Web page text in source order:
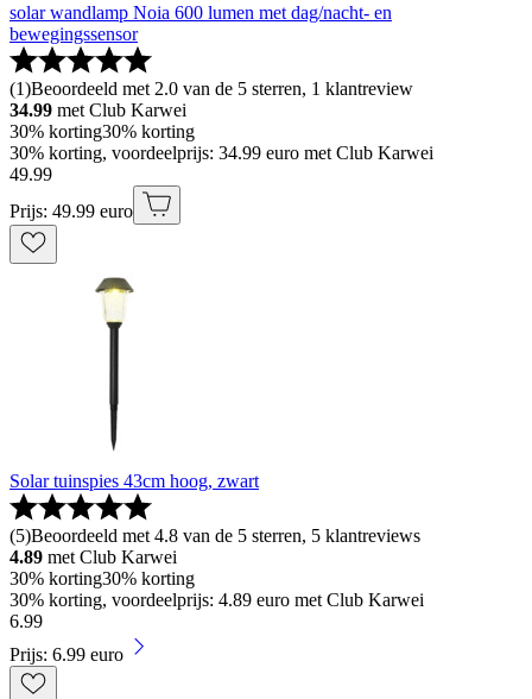
solar wandlamp Noia 600 lumen met dag/nacht- en
bewegingssensor
(1)Beoordeeld met 2.0 van de 5 sterren, 1 klantreview
34.99 met Club Karwei
30% korting30% korting
30% korting, voordeelprijs: 34.99 euro met Club Karwei
49.99
Prijs: 49.99 euro
Solar tuinspies 43cm hoog, zwart
(5)Beoordeeld met 4.8 van de 5 sterren, 5 klantreviews
4.89 met Club Karwei
30% korting30% korting
30% korting, voordeelprijs: 4.89 euro met Club Karwei
6.99
Prijs: 6.99 euro